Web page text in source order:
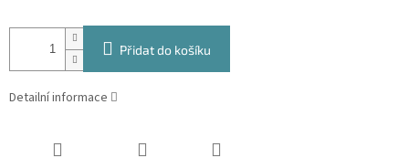
Přidat do košíku
Detailní informace